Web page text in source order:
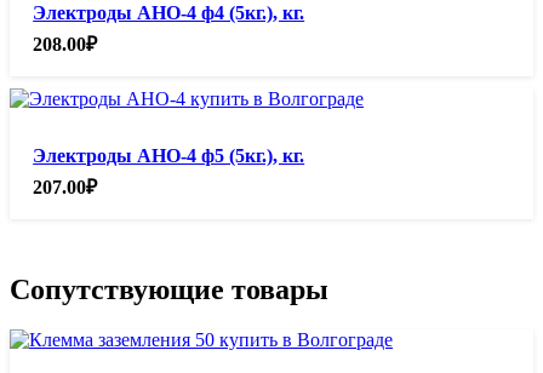
Электроды АНО-4 ф4 (5кг.), кг.
208.00₽
Электроды АНО-4 ф5 (5кг.), кг.
207.00₽
Сопутствующие товары